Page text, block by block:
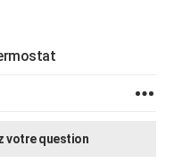
votre question